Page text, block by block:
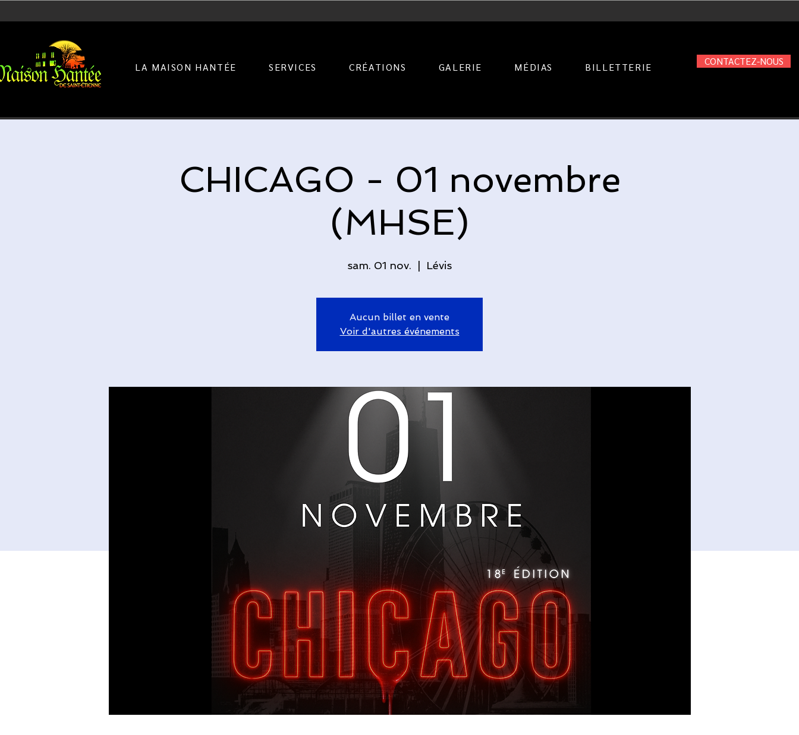
LA MAISON HANTÉE SERVICES CRÉATIONS GALERIE MÉDIAS BILLETTERIE CONTACTEZ-NOUS
CHICAGO - 01 novembre
(MHSE)
sam. 01 nov.
  |
Lévis
Aucun billet en vente
Voir d'autres événements